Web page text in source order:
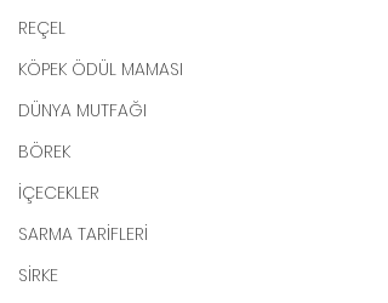
REÇEL
KÖPEK ÖDÜL MAMASI
DÜNYA MUTFAĞI
BÖREK
İÇECEKLER
SARMA TARİFLERİ
SİRKE